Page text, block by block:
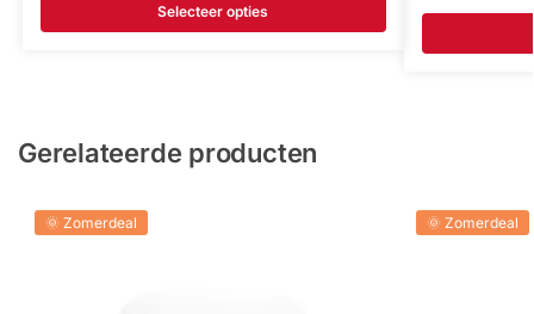
Selecteer opties
Gerelateerde producten
🌞 Zomerdeal 🌞 Zomerdeal